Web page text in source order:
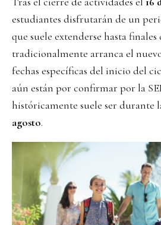
estudiantes disfrutarán de un
que suele extenderse hasta
tradicionalmente arranca el
fechas específicas del inicio del
aún están por confirmar por la
históricamente suele ser durante
agosto.